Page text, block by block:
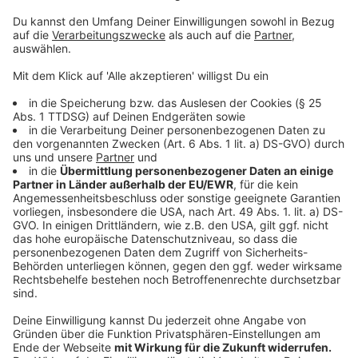
Nachbarstädte im Westmünsterland
beobachten das Experiment genau
Anzeige
Das Experiment "Aufhaus" hat schon vor der Eröffnung
für viel Interesse in den Nachbarstädten und -
gemeinden gesorgt. Unter anderem Ludger Dieckhues
vom Stadtmarketing in Bocholt will ganz genau
beobachten, wie das Aufhaus bei den Besuchern
ankommt.
Anzeige
Anne Schweizer